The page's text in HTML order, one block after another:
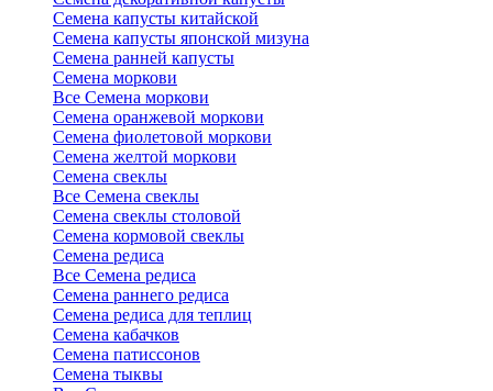
Семена капусты китайской
Семена капусты японской мизуна
Семена ранней капусты
Семена моркови
Все Семена моркови
Семена оранжевой моркови
Семена фиолетовой моркови
Семена желтой моркови
Семена свеклы
Все Семена свеклы
Семена свеклы столовой
Семена кормовой свеклы
Семена редиса
Все Семена редиса
Семена раннего редиса
Семена редиса для теплиц
Семена кабачков
Семена патиссонов
Семена тыквы